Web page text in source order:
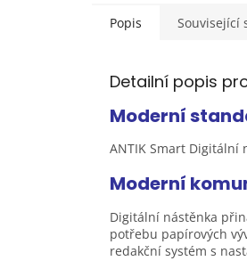
Popis Související
Detailní popis
Moderní
ANTIK Smart Digitální
Moderní
Digitální nástěnka
potřebu papírových
redakční systém s